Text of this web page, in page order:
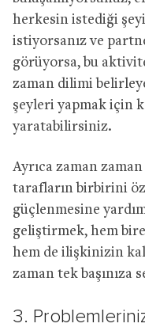
herkesin istediği
istiyorsanız ve
görüyorsa, bu
zaman dilimi
şeyleri yapmak için
yaratabilirsiniz.
Ayrıca zaman
tarafların birbirini
güçlenmesine
geliştirmek, hem
hem de ilişkinizin
zaman tek başınıza
3.